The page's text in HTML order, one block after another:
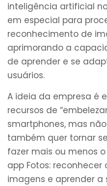
inteligência artificial
em especial para
reconhecimento de
aprimorando a
de aprender e se
usuários.
A ideia da empresa é
recursos de
smartphones, mas
também quer tornar
fazer mais ou menos
app Fotos: reconhecer
imagens e aprender a